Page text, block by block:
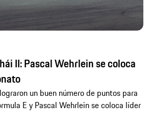
un buen número de puntos para
E y Pascal Wehrlein se coloca líder